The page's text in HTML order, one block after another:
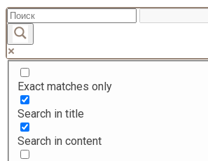
Перейти
к
содержанию
Exact matches only
Search in title
Search in content